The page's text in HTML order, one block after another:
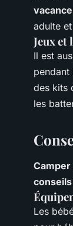
adulte
Jeux
Il est
pendant
des kits
les
Camper
conseils
Les